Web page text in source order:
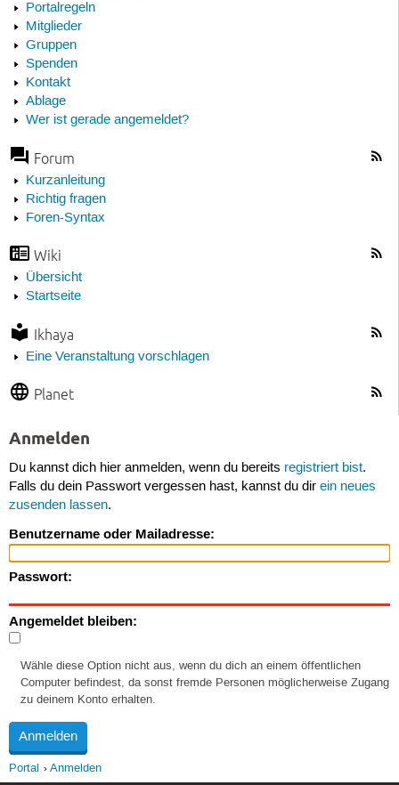
Portalregeln
Mitglieder
Gruppen
Spenden
Kontakt
Ablage
Wer ist gerade angemeldet?
Forum
Kurzanleitung
Richtig fragen
Foren-Syntax
Wiki
Übersicht
Startseite
Ikhaya
Eine Veranstaltung vorschlagen
Planet
Anmelden
Du kannst dich hier anmelden, wenn du bereits registriert bist.
Falls du dein Passwort vergessen hast, kannst du dir ein neues
zusenden lassen.
Benutzername oder Mailadresse:
Passwort:
Angemeldet bleiben:
Wähle diese Option nicht aus, wenn du dich an einem öffentlichen
Computer befindest, da sonst fremde Personen möglicherweise Zugang
zu deinem Konto erhalten.
Portal Anmelden